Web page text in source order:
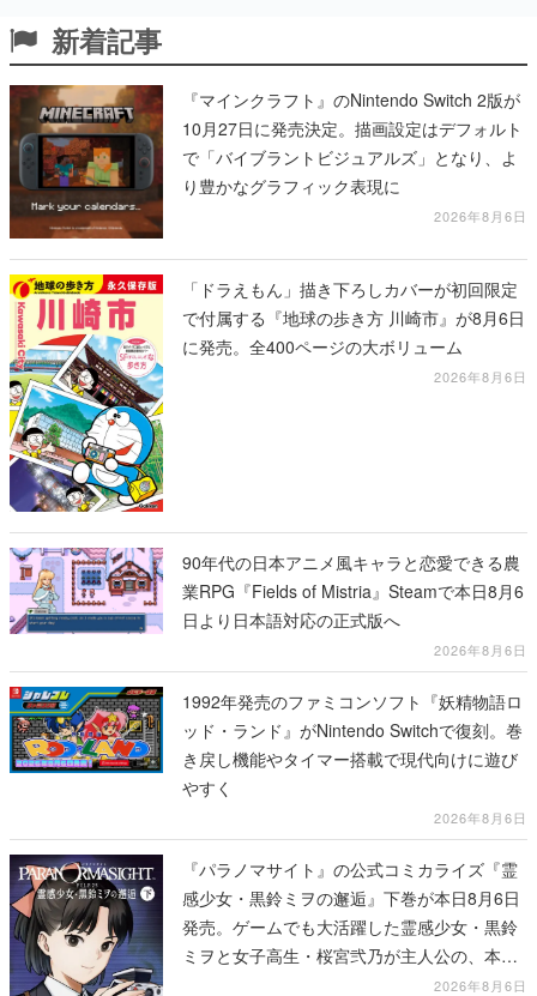
新着記事
『マインクラフト』のNintendo Switch 2版が
10月27日に発売決定。描画設定はデフォルト
で「バイブラントビジュアルズ」となり、よ
り豊かなグラフィック表現に
2026年8月6日
「ドラえもん」描き下ろしカバーが初回限定
で付属する『地球の歩き方 川崎市』が8月6日
に発売。全400ページの大ボリューム
2026年8月6日
90年代の日本アニメ風キャラと恋愛できる農
業RPG『Fields of Mistria』Steamで本日8月6
日より日本語対応の正式版へ
2026年8月6日
1992年発売のファミコンソフト『妖精物語ロ
ッド・ランド』がNintendo Switchで復刻。巻
き戻し機能やタイマー搭載で現代向けに遊び
やすく
2026年8月6日
『パラノマサイト』の公式コミカライズ『霊
感少女・黒鈴ミヲの邂逅』下巻が本日8月6日
発売。ゲームでも大活躍した霊感少女・黒鈴
ミヲと女子高生・桜宮弐乃が主人公の、本編
2026年8月6日